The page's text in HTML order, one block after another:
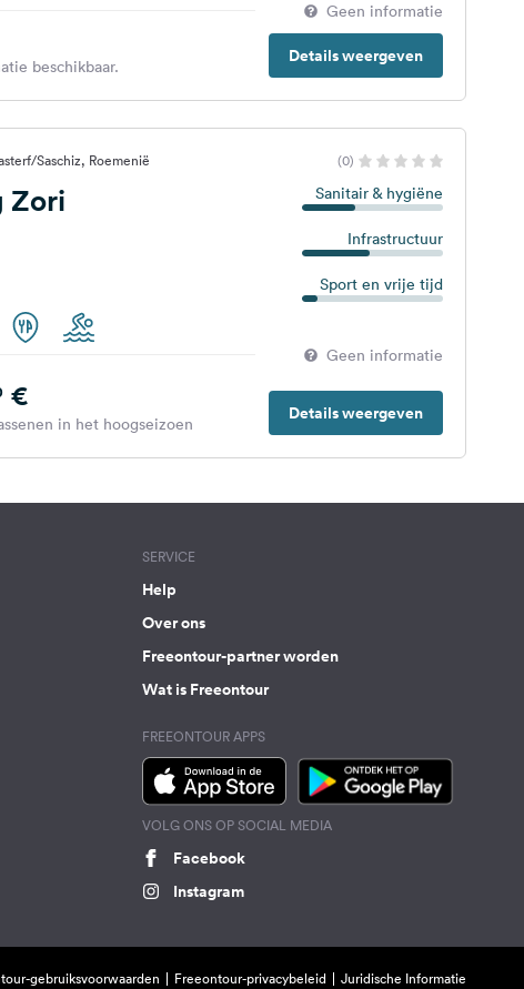
Geen informatie
Details weergeven
beschikbaar.
Saschiz, Roemenië (0)
Zori Sanitair & hygiëne
Infrastructuur
Sport en vrije tijd
Geen informatie
Details weergeven
€
in het hoogseizoen
SERVICE
Help
Over ons
Freeontour-partner worden
Wat is Freeontour
FREEONTOUR APPS
VOLG ONS OP SOCIAL MEDIA
Facebook
Instagram
gebruiksvoorwaarden Freeontour-privacybeleid Juridische Informatie